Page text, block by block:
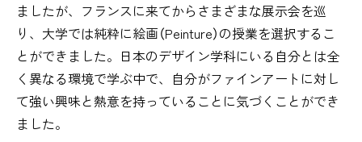
ましたが、フランスに来てからさまざまな展示会を巡
り、大学では純粋に絵画（Peinture）の授業を選択するこ
とができました。日本のデザイン学科にいる自分とは全
く異なる環境で学ぶ中で、自分がファインアートに対し
て強い興味と熱意を持っていることに気づくことができ
ました。